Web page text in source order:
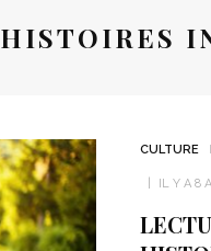
HISTOIRES
CULTURE
IL Y A 8